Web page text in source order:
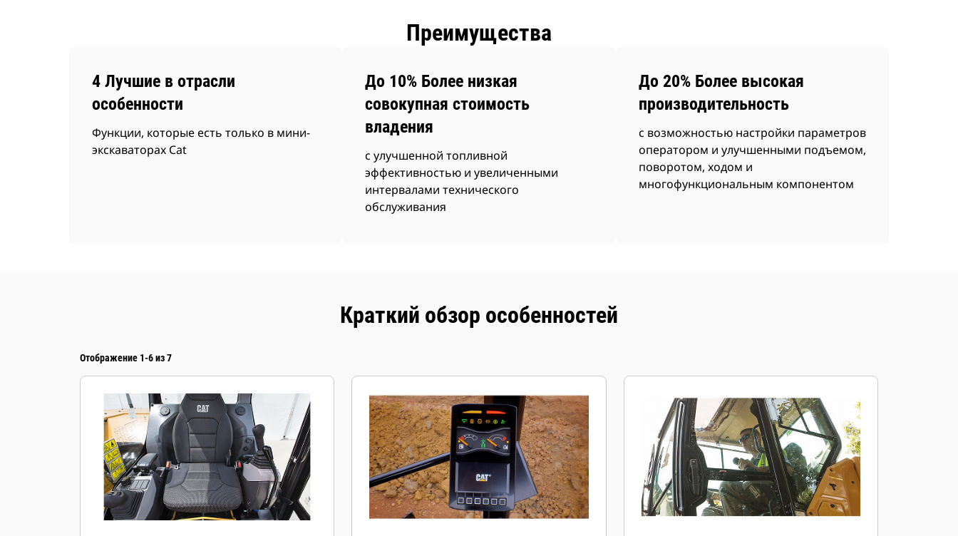
Преимущества
4 Лучшие в отрасли
особенности
Функции, которые есть только в мини-
экскаваторах Cat
До 10% Более низкая
совокупная стоимость
владения
с улучшенной топливной
эффективностью и увеличенными
интервалами технического
обслуживания
До 20% Более высокая
производительность
с возможностью настройки параметров
оператором и улучшенными подъемом,
поворотом, ходом и
многофункциональным компонентом
Краткий обзор особенностей
Отображение 1-6 из 7